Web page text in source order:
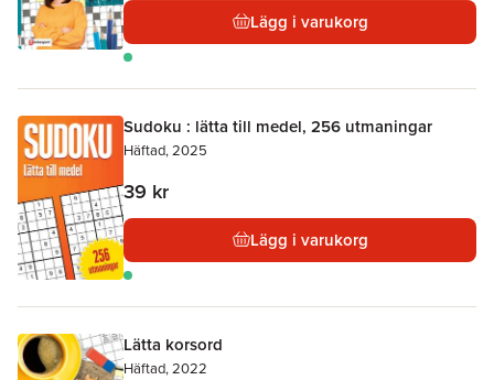
Lägg i varukorg
Sudoku : lätta till medel, 256 utmaningar
Häftad, 2025
39 kr
Lägg i varukorg
Lätta korsord
Häftad, 2022